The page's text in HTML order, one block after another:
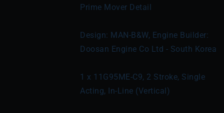
Prime Mover Detail
Design: MAN-B&W, Engine Builder:
Doosan Engine Co Ltd - South Korea
1 x 11G95ME-C9, 2 Stroke, Single
Acting, In-Line (Vertical)